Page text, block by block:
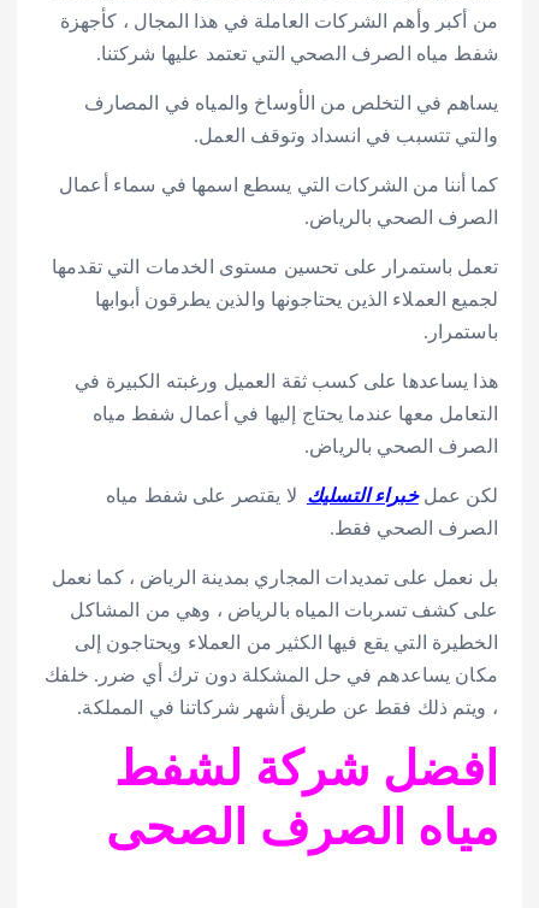
من أكبر وأهم الشركات العاملة في هذا المجال ، كأجهزة
شفط مياه الصرف الصحي التي تعتمد عليها شركتنا.
يساهم في التخلص من الأوساخ والمياه في المصارف
والتي تتسبب في انسداد وتوقف العمل.
كما أننا من الشركات التي يسطع اسمها في سماء أعمال
الصرف الصحي بالرياض.
تعمل باستمرار على تحسين مستوى الخدمات التي تقدمها
لجميع العملاء الذين يحتاجونها والذين يطرقون أبوابها
باستمرار.
هذا يساعدها على كسب ثقة العميل ورغبته الكبيرة في
التعامل معها عندما يحتاج إليها في أعمال شفط مياه
الصرف الصحي بالرياض.
لكن عملخبراء التسليك لا يقتصر على شفط مياه
الصرف الصحي فقط.
بل نعمل على تمديدات المجاري بمدينة الرياض ، كما نعمل
على كشف تسربات المياه بالرياض ، وهي من المشاكل
الخطيرة التي يقع فيها الكثير من العملاء ويحتاجون إلى
مكان يساعدهم في حل المشكلة دون ترك أي ضرر. خلفك
، ويتم ذلك فقط عن طريق أشهر شركاتنا في المملكة.
افضل شركة لشفط
مياه الصرف الصحى